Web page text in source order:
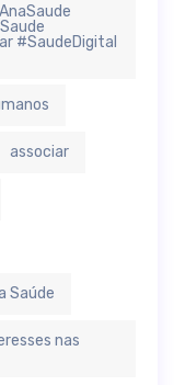
#SaudeDigital
associar
Saúde
nas